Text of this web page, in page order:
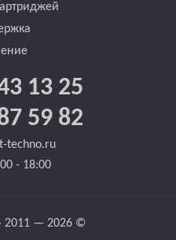
13 25
59 82
techno.ru
- 18:00
2011 — 2026 ©